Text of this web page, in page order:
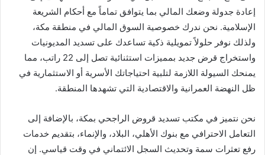
إعادة جدولة وضعك المالي بما يتوافق تماماً مع أحكام الشريعة
الإسلامية. نحن ندرك خصوصية السوق المالي في منطقة مكة،
ولذلك نوفر حلولاً تمويلية ذكية تساعدك على تسديد المديونيات
واستخراج قرض جديد بمميزات استثنائية تصل إلى 22 راتب، مما
يمنحك السيولة اللازمة لتلبية احتياجاتك الأسرية أو الاستثمارية في
ظل النهضة العمرانية والاقتصادية التي تشهدها المنطقة.
نحن نتميز في مكتب تسديد قروض الراجحي بمكة، بالإضافة إلى
التعامل الاحترافي مع بنوك الأهلي، البلاد، والإنماء، بتقديم خدمات
رفع تعثرات سمة وتحديث السجل الائتماني في وقت قياسي. إن